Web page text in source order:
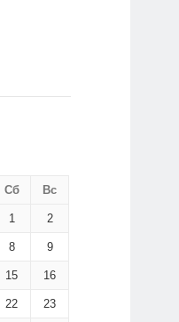
Сб Вс
1 2
8 9
15 16
22 23